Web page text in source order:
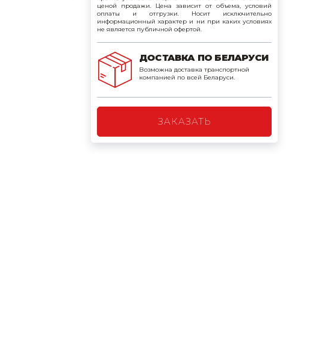
ценой продажи. Цена зависит от объема, условий
оплаты и отгрузки. Носит исключительно
информационный характер и ни при каких условиях
не является публичной офертой.
ДОСТАВКА ПО БЕЛАРУСИ
Возможна доставка транспортной
компанией по всей Беларуси.
ЗАКАЗАТЬ